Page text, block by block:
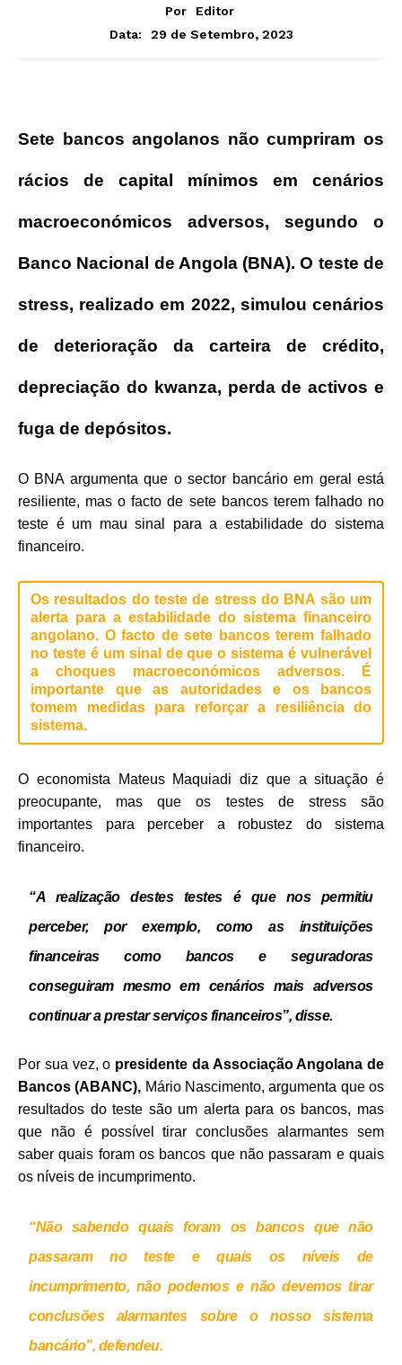
Por
Editor
Data:
29 de Setembro, 2023
Sete bancos angolanos não cumpriram os
rácios de capital mínimos em cenários
macroeconómicos adversos, segundo o
Banco Nacional de Angola (BNA).O teste de
stress, realizado em 2022, simulou cenários
de deterioração da carteira de crédito,
depreciação do kwanza, perda de activos e
fuga de depósitos.
O BNA argumenta que o sector bancário em geral está
resiliente, mas o facto de sete bancos terem falhado no
teste é um mau sinal para a estabilidade do sistema
financeiro.
Os resultados do teste de stress do BNA são um
alerta para a estabilidade do sistema financeiro
angolano. O facto de sete bancos terem falhado
no teste é um sinal de que o sistema é vulnerável
a choques macroeconómicos adversos. É
importante que as autoridades e os bancos
tomem medidas para reforçar a resiliência do
sistema.
O economista Mateus Maquiadi diz que a situação é
preocupante, mas que os testes de stress são
importantes para perceber a robustez do sistema
financeiro.
“A realização destes testes é que nos permitiu
perceber, por exemplo, como as instituições
financeiras como bancos e seguradoras
conseguiram mesmo em cenários mais adversos
continuar a prestar serviços financeiros”, disse.
Por sua vez, o presidente da Associação Angolana de
Bancos (ABANC), Mário Nascimento, argumenta que os
resultados do teste são um alerta para os bancos, mas
que não é possível tirar conclusões alarmantes sem
saber quais foram os bancos que não passaram e quais
os níveis de incumprimento.
“Não sabendo quais foram os bancos que não
passaram no teste e quais os níveis de
incumprimento, não podemos e não devemos tirar
conclusões alarmantes sobre o nosso sistema
bancário”, defendeu.